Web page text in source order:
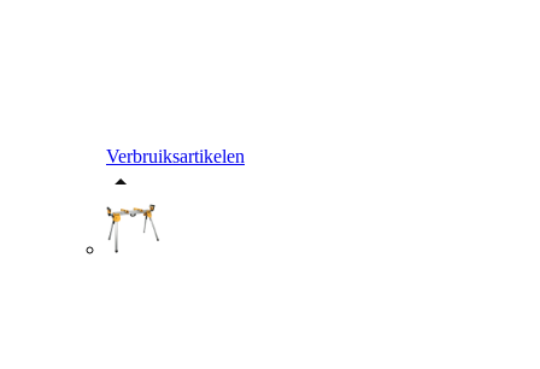
Verbruiksartikelen